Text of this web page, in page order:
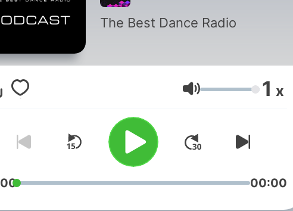
The Best Dance Radio
Volume 1 x
00:00